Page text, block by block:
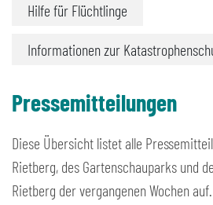
Hilfe für Flüchtlinge
Informationen zur
Pressemitteilungen
Diese Übersicht listet alle
Rietberg, des Gartenschauparks und
Rietberg der vergangenen Wochen auf.